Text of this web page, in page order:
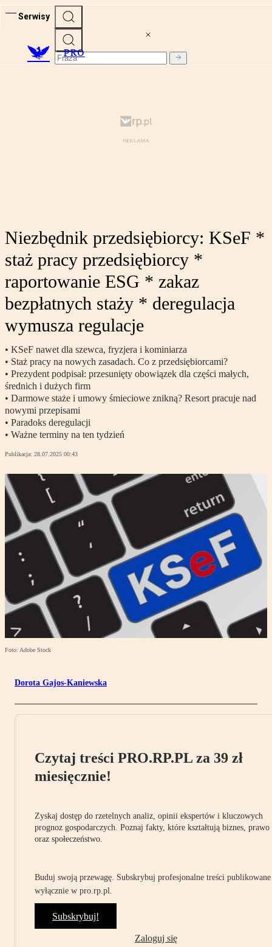
Serwisy
PRO
Niezbędnik przedsiębiorcy: KSeF *
staż pracy przedsiębiorcy *
raportowanie ESG * zakaz
bezpłatnych staży * deregulacja
wymusza regulacje
• KSeF nawet dla szewca, fryzjera i kominiarza
• Staż pracy na nowych zasadach. Co z przedsiębiorcami?
• Prezydent podpisał: przesunięty obowiązek dla części małych,
średnich i dużych firm
• Darmowe staże i umowy śmieciowe znikną? Resort pracuje nad
nowymi przepisami
• Paradoks deregulacji
• Ważne terminy na ten tydzień
Publikacja: 28.07.2025 00:43
Foto: Adobe Stock
Dorota Gajos-Kaniewska
Czytaj treści PRO.RP.PL za 39 zł
miesięcznie!
Zyskaj dostęp do rzetelnych analiz, opinii ekspertów i kluczowych
prognoz gospodarczych. Poznaj fakty, które kształtują biznes, prawo
oraz społeczeństwo.
Buduj swoją przewagę. Subskrybuj profesjonalne treści publikowane
wyłącznie w pro.rp.pl.
Subskrybuj!
Zaloguj się